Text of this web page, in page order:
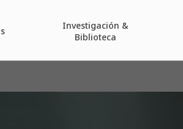
Investigación &
Biblioteca